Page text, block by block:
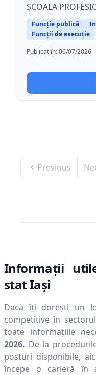
SCOALA
Funcție publică
Funcții de execuție
Publicat în:06/07/2026
Previous
Informații
statIaşi
Dacă îți dorești un
competitive în
toate informațiile
2026. De la
posturi disponibile,
începe o carieră în